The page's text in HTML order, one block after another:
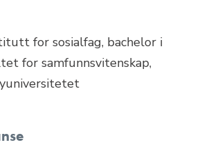
for sosialfag, bachelor i
for samfunnsvitenskap,